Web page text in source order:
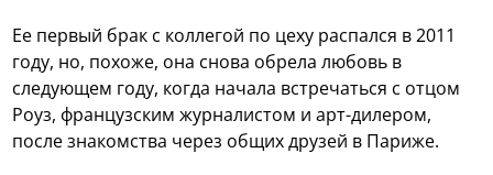
Ее первый брак с коллегой по цеху распался в 2011
году, но, похоже, она снова обрела любовь в
следующем году, когда начала встречаться с отцом
Роуз, французским журналистом и арт-дилером,
после знакомства через общих друзей в Париже.